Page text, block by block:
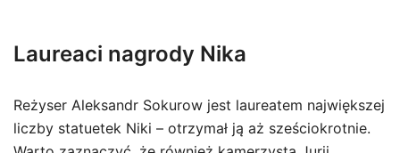
Laureaci nagrody Nika
Reżyser Aleksandr Sokurow jest laureatem największej
liczby statuetek Niki – otrzymał ją aż sześciokrotnie.